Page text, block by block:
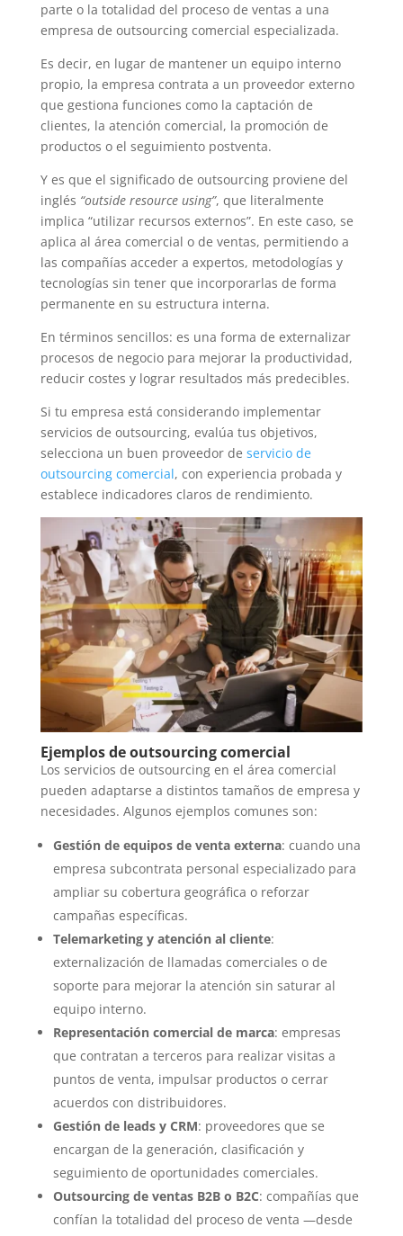
parte o la totalidad del proceso de ventas a una
empresa de outsourcing comercial especializada.
Es decir, en lugar de mantener un equipo interno
propio, la empresa contrata a un proveedor externo
que gestiona funciones como la captación de
clientes, la atención comercial, la promoción de
productos o el seguimiento postventa.
Y es que el significado de outsourcing proviene del
inglés “outside resource using”, que literalmente
implica “utilizar recursos externos”. En este caso, se
aplica al área comercial o de ventas, permitiendo a
las compañías acceder a expertos, metodologías y
tecnologías sin tener que incorporarlas de forma
permanente en su estructura interna.
En términos sencillos: es una forma de externalizar
procesos de negocio para mejorar la productividad,
reducir costes y lograr resultados más predecibles.
Si tu empresa está considerando implementar
servicios de outsourcing, evalúa tus objetivos,
selecciona un buen proveedor de servicio de
outsourcing comercial, con experiencia probada y
establece indicadores claros de rendimiento.
Ejemplos de outsourcing comercial
Los servicios de outsourcing en el área comercial
pueden adaptarse a distintos tamaños de empresa y
necesidades. Algunos ejemplos comunes son:
Gestión de equipos de venta externa: cuando una
empresa subcontrata personal especializado para
ampliar su cobertura geográfica o reforzar
campañas específicas.
Telemarketing y atención al cliente:
externalización de llamadas comerciales o de
soporte para mejorar la atención sin saturar al
equipo interno.
Representación comercial de marca: empresas
que contratan a terceros para realizar visitas a
puntos de venta, impulsar productos o cerrar
acuerdos con distribuidores.
Gestión de leads y CRM: proveedores que se
encargan de la generación, clasificación y
seguimiento de oportunidades comerciales.
Outsourcing de ventas B2B o B2C: compañías que
confían la totalidad del proceso de venta —desde